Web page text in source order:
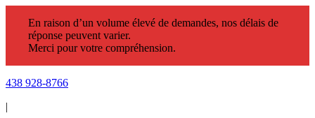
En raison d’un volume élevé de demandes, nos délais de
réponse peuvent varier.
Merci pour votre compréhension.
438 928-8766
|